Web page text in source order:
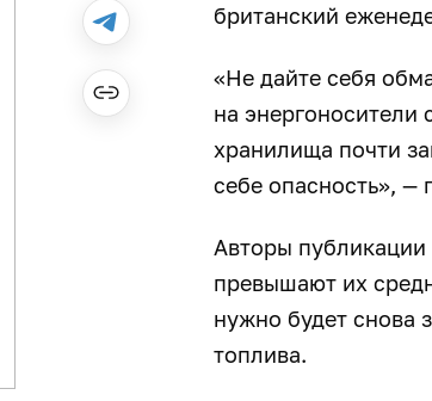
британский
«Не дайте себя
на энергоносители
хранилища почти
себе опасность», —
Авторы публикации
превышают их
нужно будет снова
топлива.